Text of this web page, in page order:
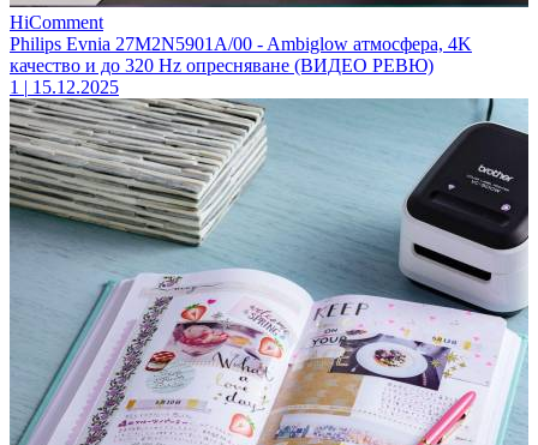
HiComment
Philips Evnia 27M2N5901A/00 - Ambiglow атмосфера, 4K
качество и до 320 Hz опресняване (ВИДЕО РЕВЮ)
1 | 15.12.2025